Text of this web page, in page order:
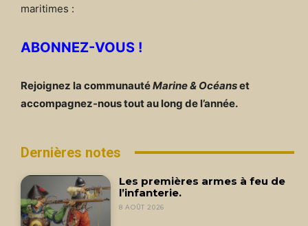
maritimes :
ABONNEZ-VOUS !
Rejoignez la communautéMarine & Océanset
accompagnez-nous tout au long de l’année.
Dernières notes
Les premières armes à feu de
l’infanterie.
8 AOÛT 2026